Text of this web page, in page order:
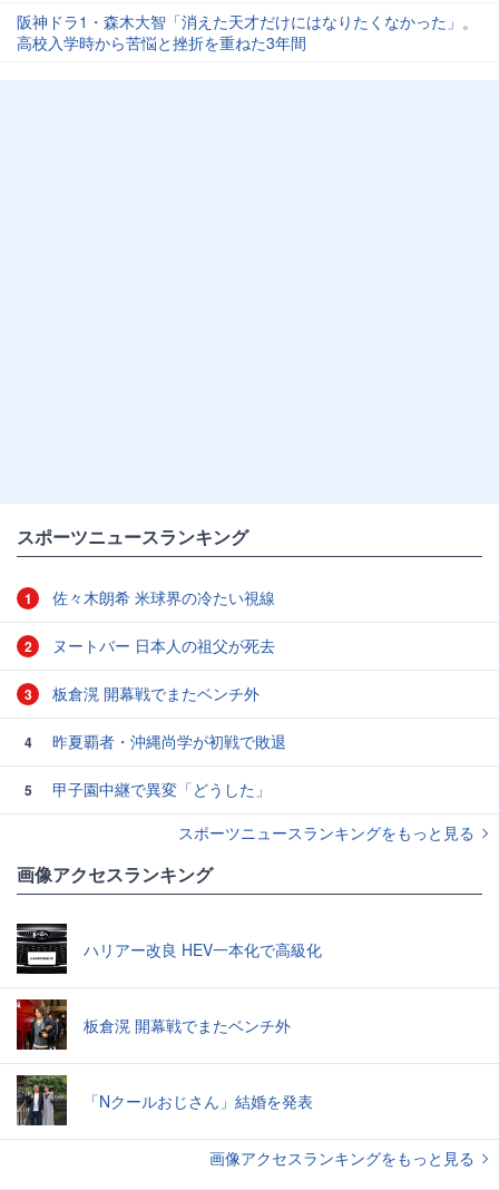
阪神ドラ1・森木大智「消えた天才だけにはなりたくなかった」。
高校入学時から苦悩と挫折を重ねた3年間
スポーツニュースランキング
1 佐々木朗希 米球界の冷たい視線
2 ヌートバー 日本人の祖父が死去
3 板倉滉 開幕戦でまたベンチ外
4 昨夏覇者・沖縄尚学が初戦で敗退
5
甲子園中継で異変「どうした」
スポーツニュースランキングをもっと見る
画像アクセスランキング
ハリアー改良 HEV一本化で高級化
板倉滉 開幕戦でまたベンチ外
「Nクールおじさん」結婚を発表
画像アクセスランキングをもっと見る